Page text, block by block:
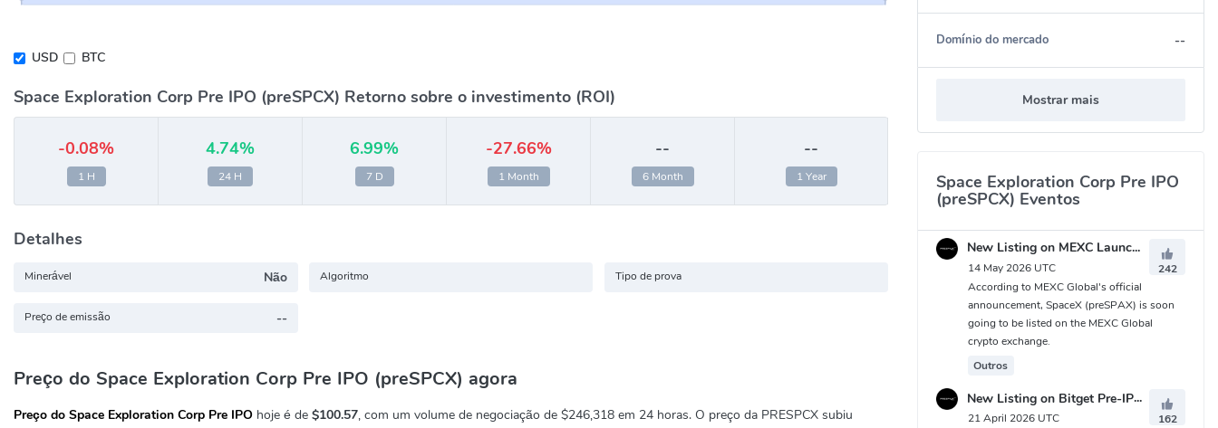
USD BTC
Space Exploration Corp Pre IPO (preSPCX) Retorno sobre o investimento (ROI)
-0.08%
1 H
4.74%
24 H
6.99%
7 D
-27.66%
1 Month
--
6 Month
--
1 Year
Detalhes
Minerável Não Algoritmo Tipo de prova
Preço de emissão --
Preço do Space Exploration Corp Pre IPO (preSPCX) agora
Preço do Space Exploration Corp Pre IPO hoje é de $100.57, com um volume de negociação de $246,318 em 24 horas. O preço da PRESPCX subiu
Domínio do mercado --
Mostrar mais
Space Exploration Corp Pre IPO
(preSPCX) Eventos
New Listing on MEXC Launchpad
14 May 2026 UTC
242
According to MEXC Global's official
announcement, SpaceX (preSPAX) is soon
going to be listed on the MEXC Global
crypto exchange.
Outros
New Listing on Bitget Pre-IPO Zone
21 April 2026 UTC
162